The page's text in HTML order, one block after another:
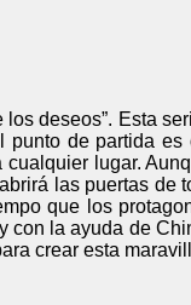
deseos”. Esta
de partida
lugar.
las puertas de
que los
con la ayuda de
crear esta